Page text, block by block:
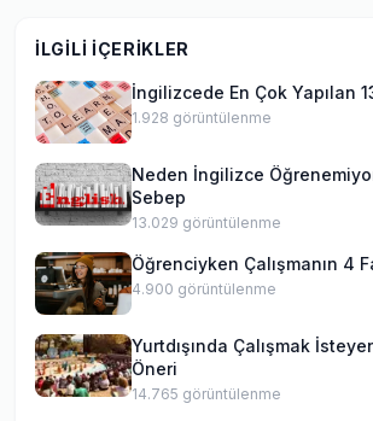
İLGILI İÇERIKLER
İngilizcede En Çok Yapılan
1.928 görüntülenme
Neden İngilizce
Sebep
13.029 görüntülenme
Öğrenciyken Çalışmanın 4
4.900 görüntülenme
Yurtdışında Çalışmak
Öneri
14.765 görüntülenme